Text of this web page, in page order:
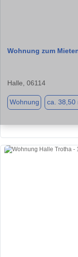
Wohnung zum
Halle, 06114
Wohnung ca. 38,50